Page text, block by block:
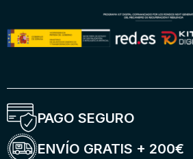
PAGO SEGURO
ENVÍO GRATIS + 200€